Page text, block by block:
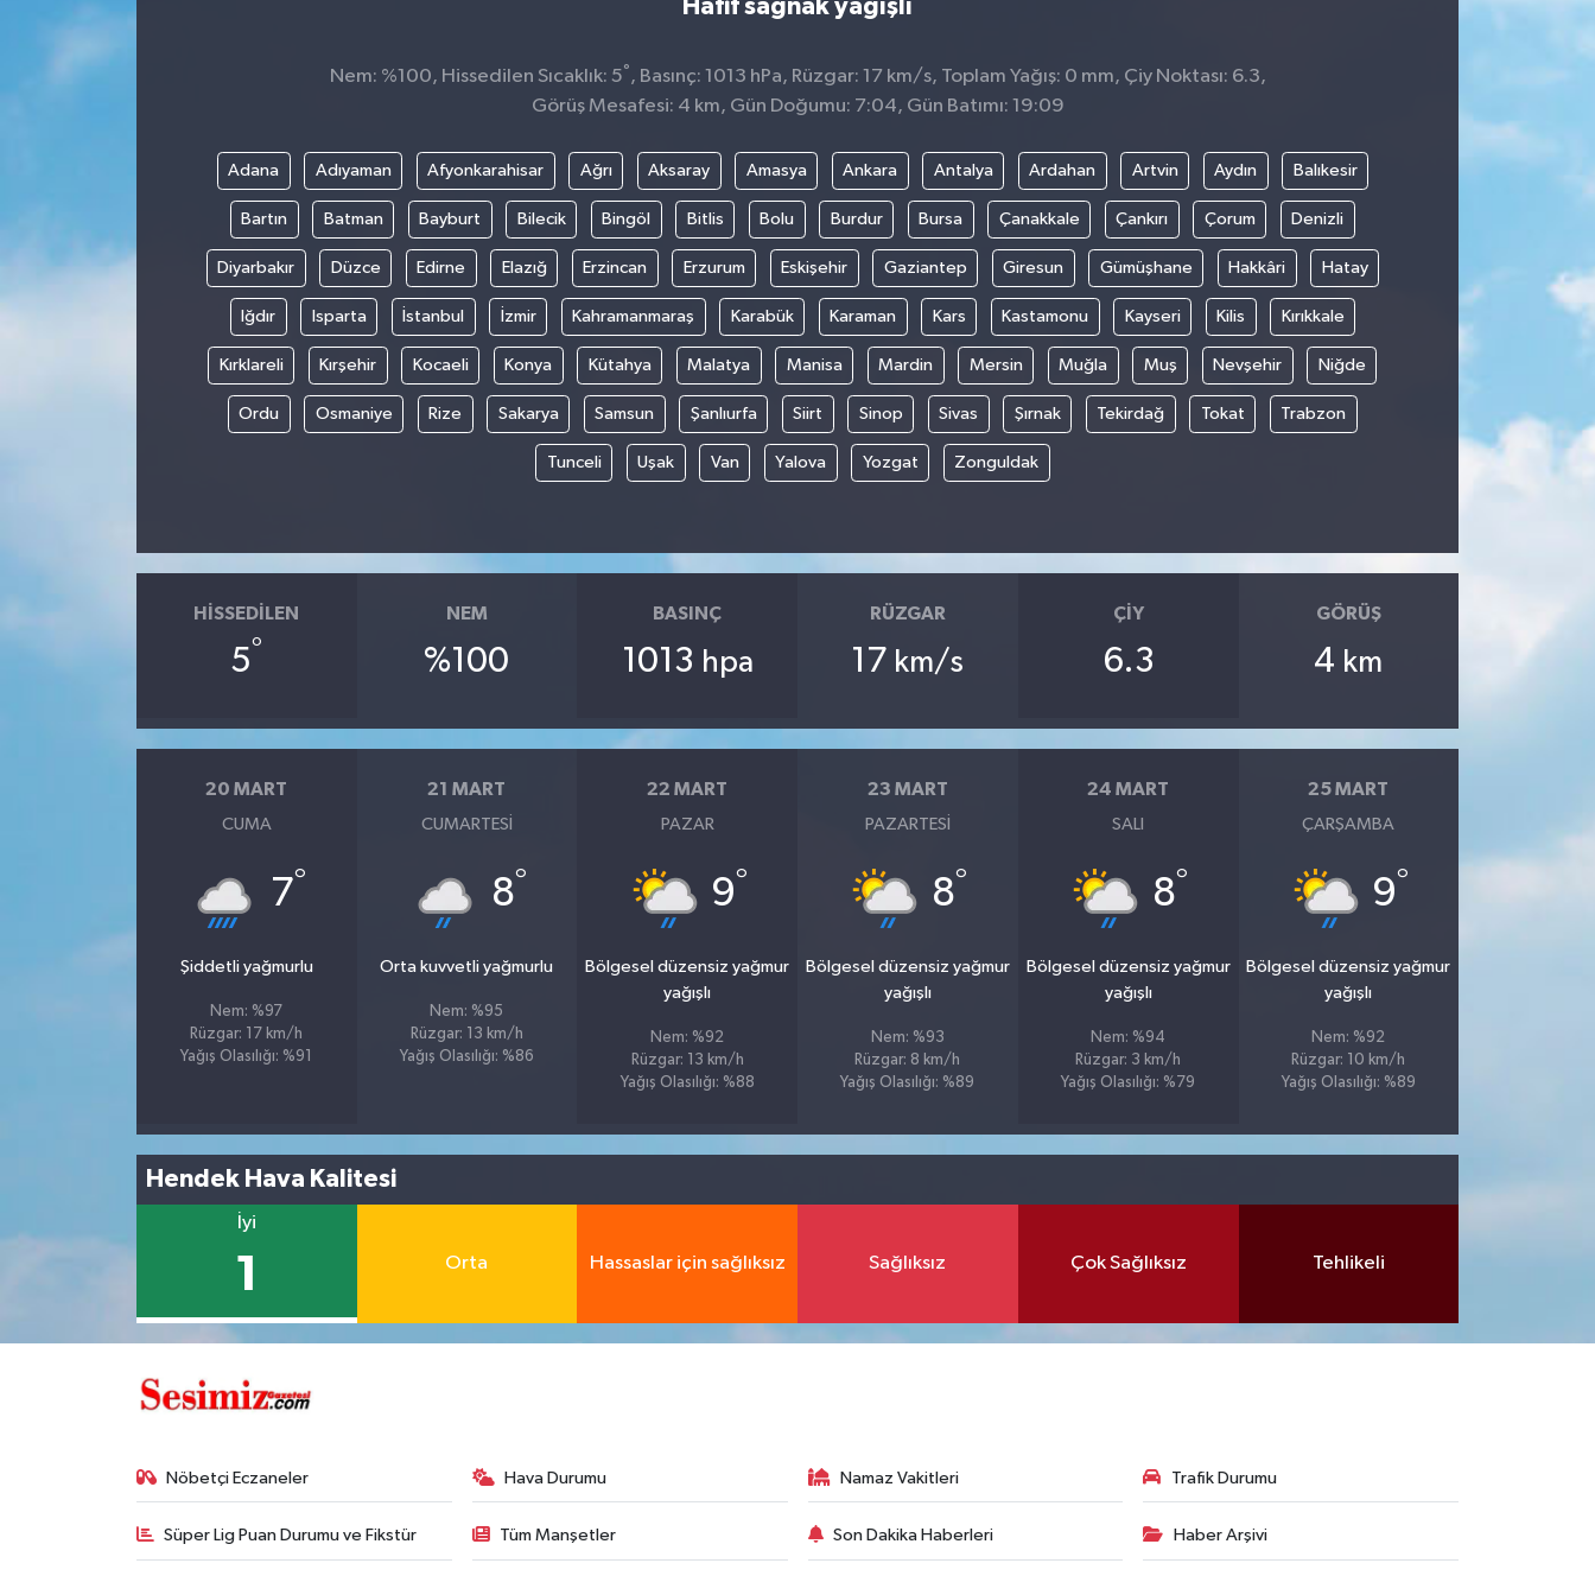
Hafif sağnak yağışlı
Nem: %100, Hissedilen Sıcaklık: 5° , Basınç: 1013 hPa, Rüzgar: 17 km/s, Toplam Yağış: 0 mm, Çiy Noktası: 6.3,
Görüş Mesafesi: 4 km, Gün Doğumu: 7:04, Gün Batımı: 19:09
Adana Adıyaman Afyonkarahisar Ağrı Aksaray Amasya Ankara Antalya Ardahan Artvin Aydın Balıkesir
Bartın Batman Bayburt Bilecik Bingöl Bitlis Bolu Burdur Bursa Çanakkale Çankırı Çorum Denizli
Diyarbakır Düzce Edirne Elazığ Erzincan Erzurum Eskişehir Gaziantep Giresun Gümüşhane Hakkâri Hatay
Iğdır Isparta İstanbul İzmir Kahramanmaraş Karabük Karaman Kars Kastamonu Kayseri Kilis Kırıkkale
Kırklareli Kırşehir Kocaeli Konya Kütahya Malatya Manisa Mardin Mersin Muğla Muş Nevşehir Niğde
Ordu Osmaniye Rize Sakarya Samsun Şanlıurfa Siirt Sinop Sivas Şırnak Tekirdağ Tokat Trabzon
Tunceli Uşak Van Yalova Yozgat Zonguldak
HISSEDILEN
5°
NEM
%100
BASINÇ
1013 hpa
RÜZGAR
17 km/s
ÇIY
6.3
GÖRÜŞ
4 km
20 MART
CUMA
7°
Şiddetli yağmurlu
Nem: %97
Rüzgar: 17 km/h
Yağış Olasılığı: %91
21 MART
CUMARTESI
8°
Orta kuvvetli yağmurlu
Nem: %95
Rüzgar: 13 km/h
Yağış Olasılığı: %86
22 MART
PAZAR
9°
Bölgesel düzensiz yağmur
yağışlı
Nem: %92
Rüzgar: 13 km/h
Yağış Olasılığı: %88
23 MART
PAZARTESI
8°
Bölgesel düzensiz yağmur
yağışlı
Nem: %93
Rüzgar: 8 km/h
Yağış Olasılığı: %89
24 MART
SALI
8°
Bölgesel düzensiz yağmur
yağışlı
Nem: %94
Rüzgar: 3 km/h
Yağış Olasılığı: %79
25 MART
ÇARŞAMBA
9°
Bölgesel düzensiz yağmur
yağışlı
Nem: %92
Rüzgar: 10 km/h
Yağış Olasılığı: %89
Hendek Hava Kalitesi
İyi
1 Orta Hassaslar için sağlıksız Sağlıksız Çok Sağlıksız Tehlikeli
Nöbetçi Eczaneler Hava Durumu Namaz Vakitleri Trafik Durumu
Süper Lig Puan Durumu ve Fikstür Tüm Manşetler Son Dakika Haberleri Haber Arşivi